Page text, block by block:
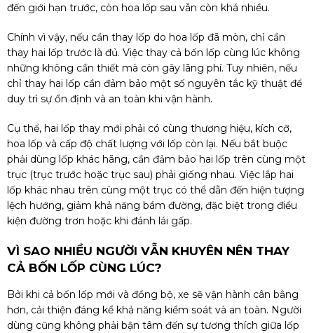
đến giới hạn trước, còn hoa lốp sau vẫn còn khá nhiều.
Chính vì vậy, nếu cần thay lốp do hoa lốp đã mòn, chỉ cần
thay hai lốp trước là đủ. Việc thay cả bốn lốp cùng lúc không
những không cần thiết mà còn gây lãng phí. Tuy nhiên, nếu
chỉ thay hai lốp cần đảm bảo một số nguyên tắc kỹ thuật để
duy trì sự ổn định và an toàn khi vận hành.
Cụ thể, hai lốp thay mới phải có cùng thương hiệu, kích cỡ,
hoa lốp và cấp độ chất lượng với lốp còn lại. Nếu bắt buộc
phải dùng lốp khác hãng, cần đảm bảo hai lốp trên cùng một
trục (trục trước hoặc trục sau) phải giống nhau. Việc lắp hai
lốp khác nhau trên cùng một trục có thể dẫn đến hiện tượng
lệch hướng, giảm khả năng bám đường, đặc biệt trong điều
kiện đường trơn hoặc khi đánh lái gấp.
VÌ SAO NHIỀU NGƯỜI VẪN KHUYÊN NÊN THAY
CẢ BỐN LỐP CÙNG LÚC?
Bởi khi cả bốn lốp mới và đồng bộ, xe sẽ vận hành cân bằng
hơn, cải thiện đáng kể khả năng kiểm soát và an toàn. Người
dùng cũng không phải bận tâm đến sự tương thích giữa lốp